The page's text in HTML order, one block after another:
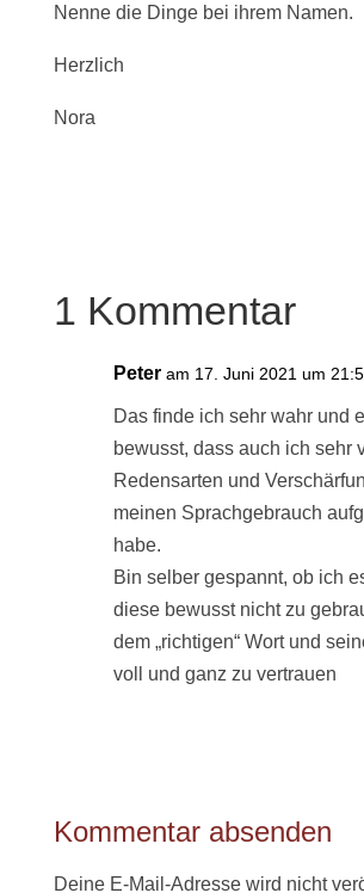
Nenne die Dinge bei ihrem Namen.
Herzlich
Nora
1 Kommentar
Peter am 17. Juni 2021 um
Das finde ich sehr wahr und
bewusst, dass auch ich sehr
Redensarten und
meinen Sprachgebrauch
habe.
Bin selber gespannt, ob ich
diese bewusst nicht zu
dem „richtigen“ Wort und
voll und ganz zu vertrauen
Kommentar absenden
Deine E-Mail-Adresse wird nicht